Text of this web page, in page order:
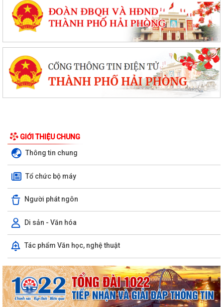
GIỚI THIỆU CHUNG
Thông tin chung
Tổ chức bộ máy
Người phát ngôn
Di sản - Văn hóa
Tác phẩm Văn học, nghệ thuật
QUYẾT SỐ 22/2026/NQ-HĐND, NGÀY 28/7/2026...
Công văn tham gia ý kiến dự thảo Nghị quyết của Hội đồng nhân dân
phường quy định nội dung chi, mức...
TIẾP TỤC THỰC HIỆN NGHIÊM CHỈ THỊ SỐ 17/CT-UBND CỦA UBND